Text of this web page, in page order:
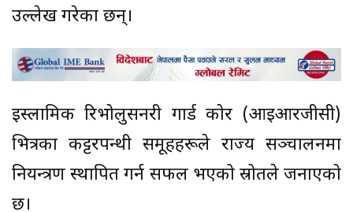
उल्लेख गरेका छन्।
इस्लामिक रिभोलुसनरी गार्ड कोर (आइआरजीसी)
भित्रका कट्टरपन्थी समूहहरूले राज्य सञ्चालनमा
नियन्त्रण स्थापित गर्न सफल भएको स्रोतले जनाएको
छ।